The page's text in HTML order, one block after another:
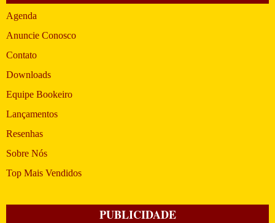
Agenda
Anuncie Conosco
Contato
Downloads
Equipe Bookeiro
Lançamentos
Resenhas
Sobre Nós
Top Mais Vendidos
PUBLICIDADE